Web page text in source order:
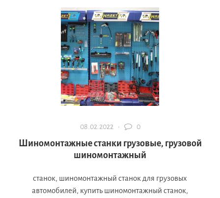
08.02.2022 · 0
Шиномонтажные станки грузовые, грузовой
шиномонтажный
станок, шиномонтажный станок для грузовых
автомобилей, купить шиномонтажный станок,